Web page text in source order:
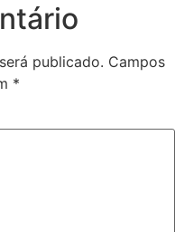
publicado. Campos
*